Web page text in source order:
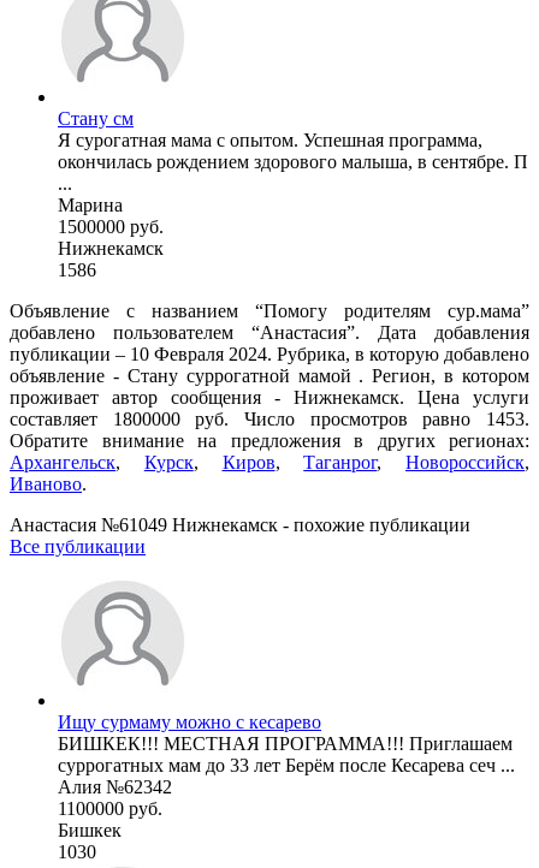
Стану см
Я сурогатная мама с опытом. Успешная программа,
окончилась рождением здорового малыша, в сентябре. П
...
Марина
1500000 руб.
Нижнекамск
1586
Объявление с названием “Помогу родителям сур.мама”
добавлено пользователем “Анастасия”. Дата добавления
публикации – 10 Февраля 2024. Рубрика, в которую добавлено
объявление - Cтану суррогатной мамой . Регион, в котором
проживает автор сообщения - Нижнекамск. Цена услуги
составляет 1800000 руб. Число просмотров равно 1453.
Обратите внимание на предложения в других регионах:
Архангельск, Курск, Киров,Таганрог, Новороссийск,
Иваново.
Анастасия №61049 Нижнекамск - похожие публикации
Все публикации
Ищу сурмаму можно с кесарево
БИШКЕК!!! МЕСТНАЯ ПРОГРАММА!!! Приглашаем
суррогатных мам до 33 лет Берём после Кесарева сеч ...
Алия №62342
1100000 руб.
Бишкек
1030